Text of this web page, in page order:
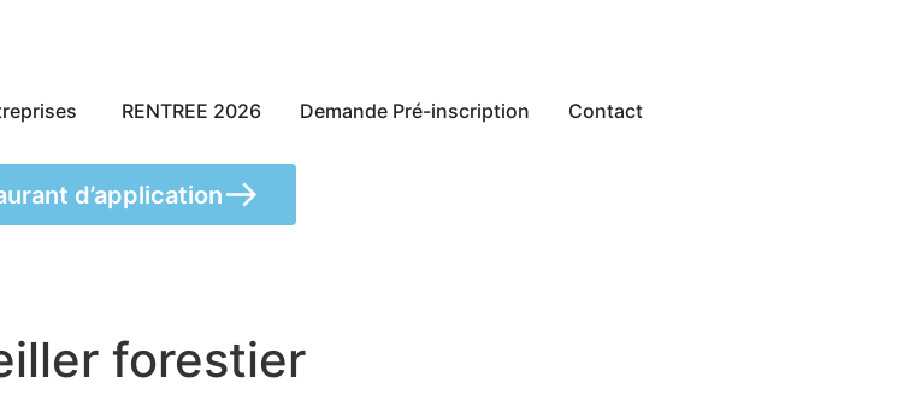
RENTREE 2026 Demande Pré-inscription Contact
d’application
forestier